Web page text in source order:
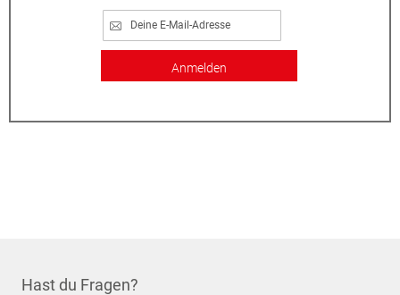
Anmelden
Hast du Fragen?